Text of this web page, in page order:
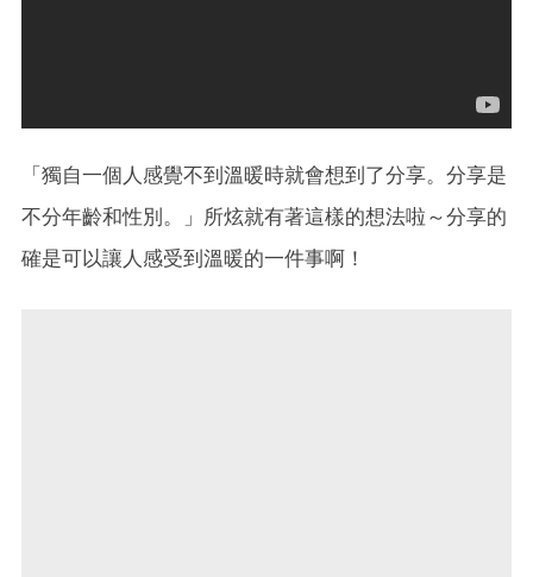
「獨自一個人感覺不到溫暖時就會想到了分享。分享是
不分年齡和性別。」所炫就有著這樣的想法啦～分享的
確是可以讓人感受到溫暖的一件事啊！